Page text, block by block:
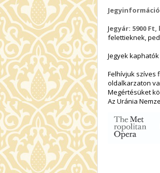
Jegyár: 5900
felettieknek,
Jegyek
Felhívjuk szíves
oldalkarzaton
Megértésüket
Az Uránia